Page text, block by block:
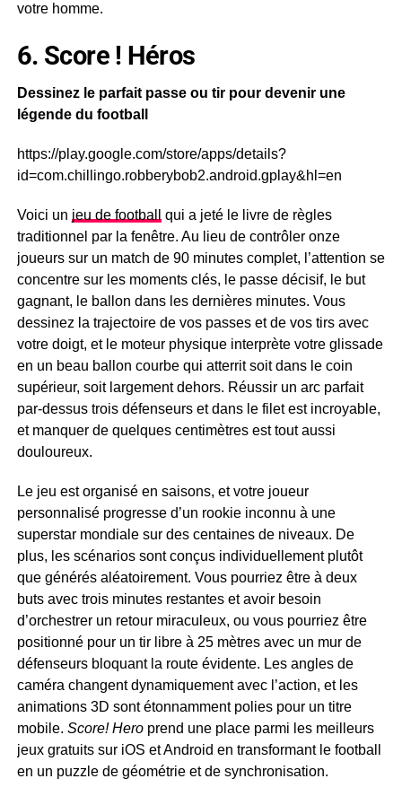
votre homme.
6. Score ! Héros
Dessinez le parfait passe ou tir pour devenir une
légende du football
https://play.google.com/store/apps/details?
id=com.chillingo.robberybob2.android.gplay&hl=en
Voici un jeu de football
qui a jeté le livre de règles
traditionnel par la fenêtre. Au lieu de contrôler onze
joueurs sur un match de 90 minutes complet, l’attention se
concentre sur les moments clés, le passe décisif, le but
gagnant, le ballon dans les dernières minutes. Vous
dessinez la trajectoire de vos passes et de vos tirs avec
votre doigt, et le moteur physique interprète votre glissade
en un beau ballon courbe qui atterrit soit dans le coin
supérieur, soit largement dehors. Réussir un arc parfait
par-dessus trois défenseurs et dans le filet est incroyable,
et manquer de quelques centimètres est tout aussi
douloureux.
Le jeu est organisé en saisons, et votre joueur
personnalisé progresse d’un rookie inconnu à une
superstar mondiale sur des centaines de niveaux. De
plus, les scénarios sont conçus individuellement plutôt
que générés aléatoirement. Vous pourriez être à deux
buts avec trois minutes restantes et avoir besoin
d’orchestrer un retour miraculeux, ou vous pourriez être
positionné pour un tir libre à 25 mètres avec un mur de
défenseurs bloquant la route évidente. Les angles de
caméra changent dynamiquement avec l’action, et les
animations 3D sont étonnamment polies pour un titre
mobile. Score! Heroprend une place parmi les meilleurs
jeux gratuits sur iOS et Android en transformant le football
en un puzzle de géométrie et de synchronisation.